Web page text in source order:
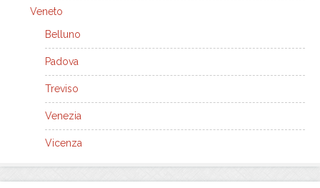
Veneto
Belluno
Padova
Treviso
Venezia
Vicenza